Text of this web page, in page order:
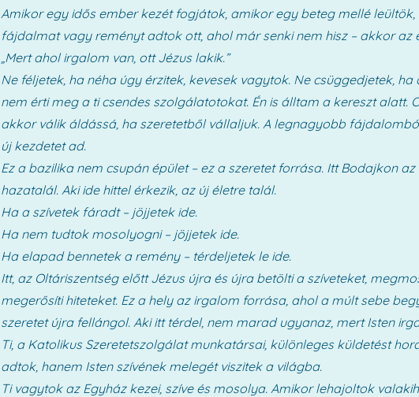
Amikor egy idős ember kezét fogjátok, amikor egy beteg mellé
fájdalmat vagy reményt adtok ott, ahol már senki nem hisz – akkor az
„Mert ahol irgalom van, ott Jézus lakik.”
Ne féljetek, ha néha úgy érzitek, kevesek vagytok. Ne csüggedjetek,
nem érti meg a ti csendes szolgálatotokat. Én is álltam a kereszt alatt.
akkor válik áldássá, ha szeretetből vállaljuk. A legnagyobb
új kezdetet ad.
Ez a bazilika nem csupán épület – ez a szeretet forrása. Itt Bodajkon
hazatalál. Aki ide hittel érkezik, az új életre talál.
Ha a szívetek fáradt – jöjjetek ide.
Ha nem tudtok mosolyogni – jöjjetek ide.
Ha elapad bennetek a remény – térdeljetek le ide.
Itt, az Oltáriszentség előtt Jézus újra és újra betölti a szíveteket,
megerősíti hiteteket. Ez a hely az irgalom forrása, ahol a múlt sebe
szeretet újra fellángol. Aki itt térdel, nem marad ugyanaz, mert Isten
Ti, a Katolikus Szeretetszolgálat munkatársai, különleges küldetést
adtok, hanem Isten szívének melegét viszitek a világba.
Ti vagytok az Egyház kezei, szíve és mosolya. Amikor lehajoltok